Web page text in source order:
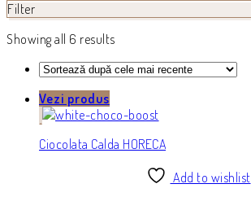
Filter
Showing all 6 results
Vezi produs
Ciocolata Calda HORECA
Add to wishlist